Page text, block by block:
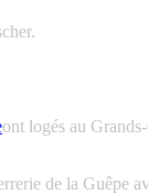
ont logés au
de la Guêpe